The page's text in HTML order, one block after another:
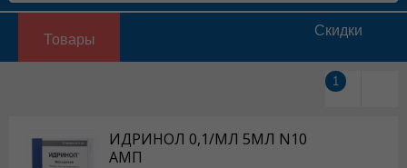
Товары
Скидки
1
ИДРИНОЛ 0,1/МЛ 5МЛ N10
АМП